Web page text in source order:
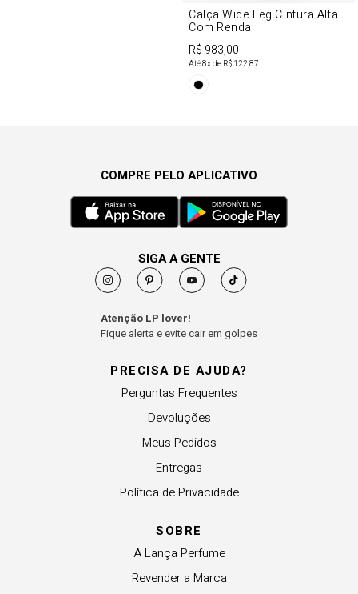
Calça Wide Leg Cintura Alta
Com Renda
R$ 983,00
Até8x de R$ 122,87
PRECISA DE AJUDA?
Perguntas Frequentes
Devoluções
Meus Pedidos
Entregas
Política de Privacidade
SOBRE
A Lança Perfume
Revender a Marca
COMPRE PELO APLICATIVO
SIGA A GENTE
Atenção LP lover!
Fique alerta e evite cair em golpes